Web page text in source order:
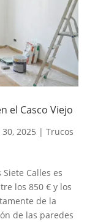
el Casco Viejo
30, 2025 | Trucos
Calles es
los 850 € y los
de la
de las paredes